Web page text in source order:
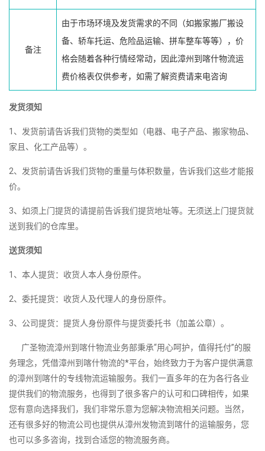
备注
由于市场环境及发货需求的不同（如搬家搬厂搬设
备、轿车托运、危险品运输、拼车整车等等），价
格会随着各种行情经常动，因此漳州到喀什物流运
费价格表仅供参考，如需了解资费请来电咨询
发货须知
1、发货前请告诉我们货物的类型如（电器、电子产品、搬家物品、
家且、化工产品等）。
2、发货前请告诉我们货物的重量与体积数量，告诉我们这些才能报
价。
3、如须上门提货的请提前告诉我们提货地址等。无须送上门提货就
送到我们的仓库里。
送货须知
1、本人提货：收货人本人身份原件。
2、委托提货：收货人及代理人的身份原件。
3、公司提货：提货人身份原件与提货委托书（加盖公章）。
广圣物流漳州到喀什物流业务部秉承“用心呵护，值得托付”的服
务理念，凭借漳州到喀什物流的*平台，始终致力于为客户提供满意
的漳州到喀什的专线物流运输服务。我们一直多年的在为各行各业
提供我们的物流服务，也得到了很多客户的认可和口碑相传，如果
您有意向选择我们，我们非常乐意为您解决物流相关问题。当然，
还有很多好的物流公司也提供从漳州发物流到喀什的运输服务，您
也可以多多咨询，找到合适您的物流服务商。